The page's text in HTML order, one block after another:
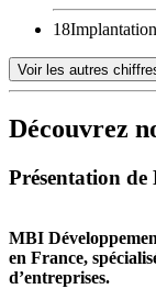
18
Voir les autres
Découvrez
Présentation
MBI
en France,
d’entreprises.